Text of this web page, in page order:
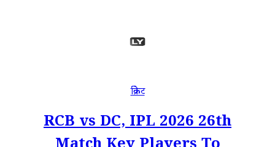
क्रिकेट
RCB vs DC, IPL 2026 26th